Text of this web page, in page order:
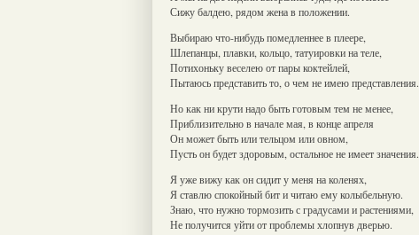
Сижу балдею, рядом жена в положении.
Выбираю что-нибудь помедленнее в плеере,
Шлепанцы, плавки, кольцо, татуировки на теле,
Потихоньку веселею от пары коктейлей,
Пытаюсь представить то, о чем не имею представления.
Но как ни крути надо быть готовым тем не менее,
Приблизительно в начале мая, в конце апреля
Он может быть или тельцом или овном,
Пусть он будет здоровым, остальное не имеет значения.
Я уже вижу как он сидит у меня на коленях,
Я ставлю спокойный бит и читаю ему колыбельную.
Знаю, что нужно тормозить с градусами и растениями,
Не получится уйти от проблемы хлопнув дверью.